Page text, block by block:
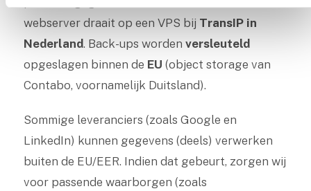
webserver draait op een VPS bij TransIP in
Nederland. Back-ups worden versleuteld
opgeslagen binnen de EU (object storage van
Contabo, voornamelijk Duitsland).
Sommige leveranciers (zoals Google en
LinkedIn) kunnen gegevens (deels) verwerken
buiten de EU/EER. Indien dat gebeurt, zorgen wij
voor passende waarborgen (zoals